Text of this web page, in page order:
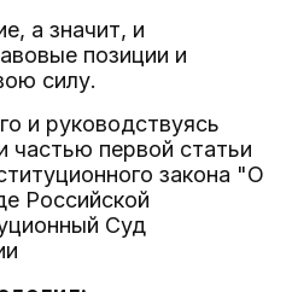
а значит, и
позиции и
силу.
и руководствуясь
частью первой статьи
закона "О
Российской
Суд